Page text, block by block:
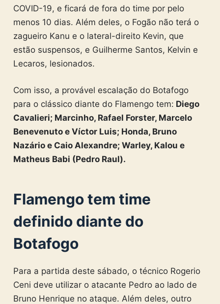
COVID-19, e ficará de fora do time por pelo
menos 10 dias. Além deles, o Fogão não terá o
zagueiro Kanu e o lateral-direito Kevin, que
estão suspensos, e Guilherme Santos, Kelvin e
Lecaros, lesionados.
Com isso, a provável escalação do Botafogo
para o clássico diante do Flamengo tem: Diego
Cavalieri; Marcinho, Rafael Forster, Marcelo
Benevenuto e Víctor Luis; Honda, Bruno
Nazário e Caio Alexandre; Warley, Kalou e
Matheus Babi (Pedro Raul).
Flamengo tem time
definido diante do
Botafogo
Para a partida deste sábado, o técnico Rogerio
Ceni deve utilizar o atacante Pedro ao lado de
Bruno Henrique no ataque. Além deles, outro